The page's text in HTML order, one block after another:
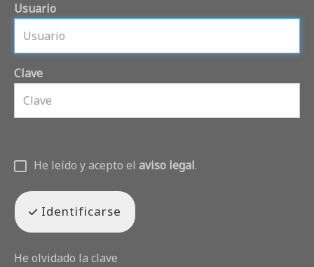
Usuario
Clave
He leído y acepto el aviso legal.
Identificarse
He olvidado la clave